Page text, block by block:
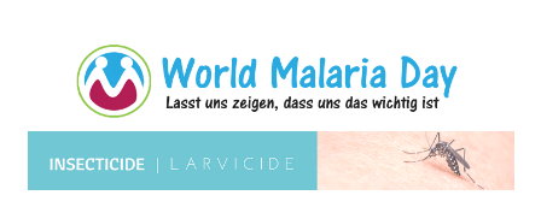
Lasst
uns
zeigen,